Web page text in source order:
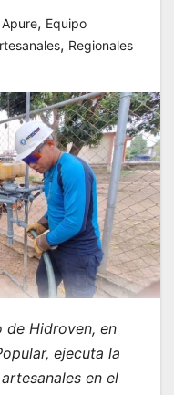
Apure, Equipo
, Regionales
de Hidroven, en
ejecuta la
en el